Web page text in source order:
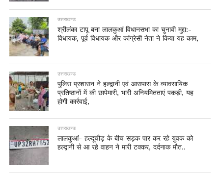
उत्तराखण्ड
श्रीलंका टापू बना लालकुआं विधानसभा का चुनावी मुद्दा:-
विधायक, पूर्व विधायक और कांग्रेसी नेता ने किया यह काम,
उत्तराखण्ड
पुलिस प्रशासन ने हल्द्वानी एवं आसपास के व्यावसायिक
प्रतिष्ठानों में की छापेमारी, भारी अनियमितताएं पकड़ी, यह
होगी कार्रवाई,
उत्तराखण्ड
लालकुआं- हल्दूचौड़ के बीच सड़क पार कर रहे युवक को
हल्द्वानी से आ रहे वाहन ने मारी टक्कर, दर्दनाक मौत..